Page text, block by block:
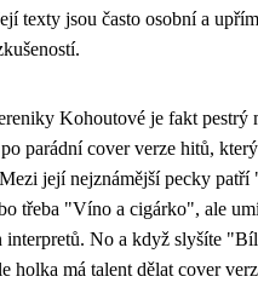
texty jsou často osobní a
Kohoutové je fakt pestrý
parádnícover verze hitů,
její nejznámější pecky patří
třeba "Víno a cigárko", ale
No a když slyšíte
holka má talent dělat cover